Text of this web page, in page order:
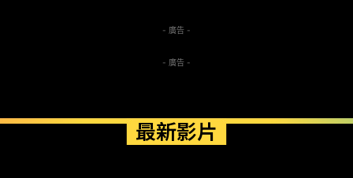
- 廣告 -
- 廣告 -
最新影片